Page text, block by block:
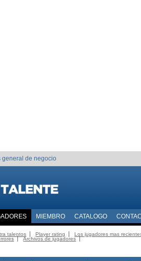
general de negocio
MIEMBRO CATALOGO
talentos Player rating
Los jugadores mas
Archivos de jugadores